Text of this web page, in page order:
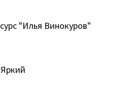
"Илья Винокуров"